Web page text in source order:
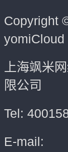
Copyright
yomiCloud
上海飒米
限公司
Tel:
E-mail: